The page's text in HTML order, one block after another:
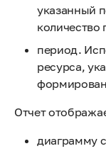
указанный
количество
период.
ресурса,
Отчет
диаграмму